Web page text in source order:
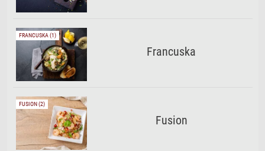
FRANCUSKA (1)
Francuska
FUSION (2)
Fusion